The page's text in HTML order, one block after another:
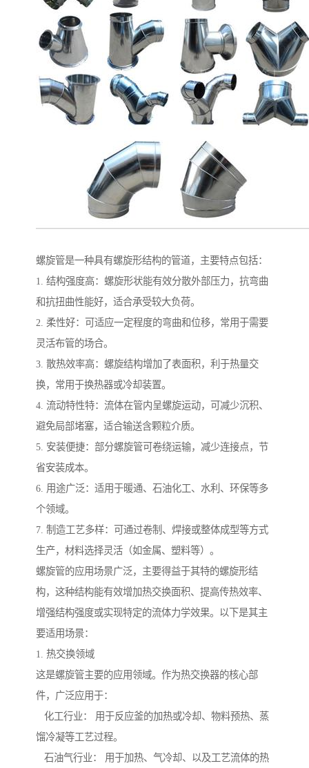
螺旋管是一种具有螺旋形结构的管道，主要特点包括：
1. 结构强度高：螺旋形状能有效分散外部压力，抗弯曲
和抗扭曲性能好，适合承受较大负荷。
2. 柔性好：可适应一定程度的弯曲和位移，常用于需要
灵活布管的场合。
3. 散热效率高：螺旋结构增加了表面积，利于热量交
换，常用于换热器或冷却装置。
4. 流动特性特：流体在管内呈螺旋运动，可减少沉积、
避免局部堵塞，适合输送含颗粒介质。
5. 安装便捷：部分螺旋管可卷绕运输，减少连接点，节
省安装成本。
6. 用途广泛：适用于暖通、石油化工、水利、环保等多
个领域。
7. 制造工艺多样：可通过卷制、焊接或整体成型等方式
生产，材料选择灵活（如金属、塑料等）。
螺旋管的应用场景广泛，主要得益于其特的螺旋形结
构，这种结构能有效增加热交换面积、提高传热效率、
增强结构强度或实现特定的流体力学效果。以下是其主
要适用场景：
1. 热交换领域
这是螺旋管主要的应用领域。作为热交换器的核心部
件，广泛应用于：
化工行业： 用于反应釜的加热或冷却、物料预热、蒸
馏冷凝等工艺过程。
石油气行业： 用于加热、气冷却、以及工艺流体的热